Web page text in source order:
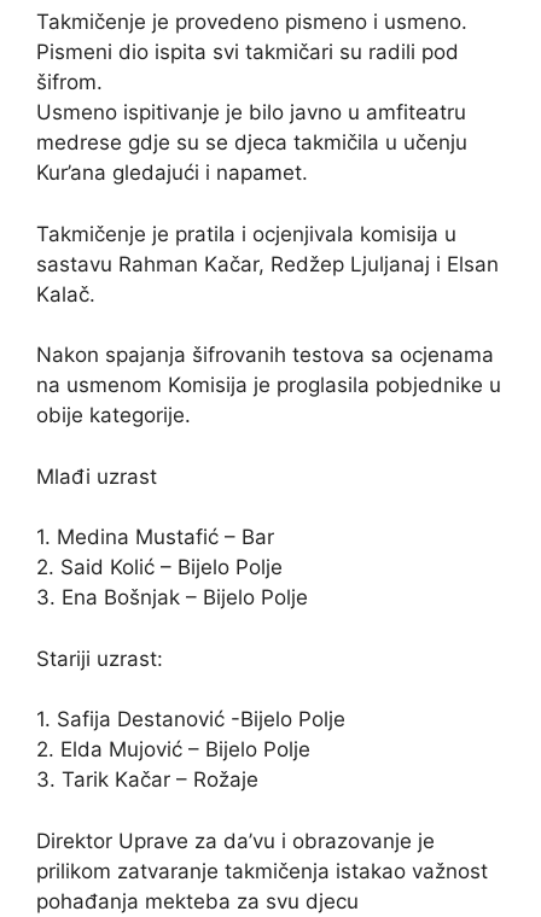
Takmičenje je provedeno pismeno i usmeno.
Pismeni dio ispita svi takmičari su radili pod
šifrom.
Usmeno ispitivanje je bilo javno u amfiteatru
medrese gdje su se djeca takmičila u učenju
Kur’ana gledajući i napamet.
Takmičenje je pratila i ocjenjivala komisija u
sastavu Rahman Kačar, Redžep Ljuljanaj i Elsan
Kalač.
Nakon spajanja šifrovanih testova sa ocjenama
na usmenom Komisija je proglasila pobjednike u
obije kategorije.
Mlađi uzrast
1. Medina Mustafić – Bar
2. Said Kolić – Bijelo Polje
3. Ena Bošnjak – Bijelo Polje
Stariji uzrast:
1. Safija Destanović -Bijelo Polje
2. Elda Mujović – Bijelo Polje
3. Tarik Kačar – Rožaje
Direktor Uprave za da’vu i obrazovanje je
prilikom zatvaranje takmičenja istakao važnost
pohađanja mekteba za svu djecu